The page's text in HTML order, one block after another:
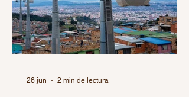
26 jun 2 min de lectura